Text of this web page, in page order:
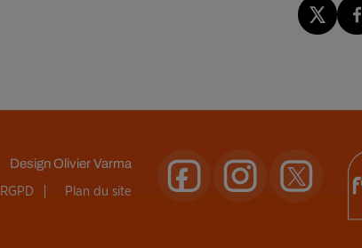
DesignOlivier Varma
Plan du site